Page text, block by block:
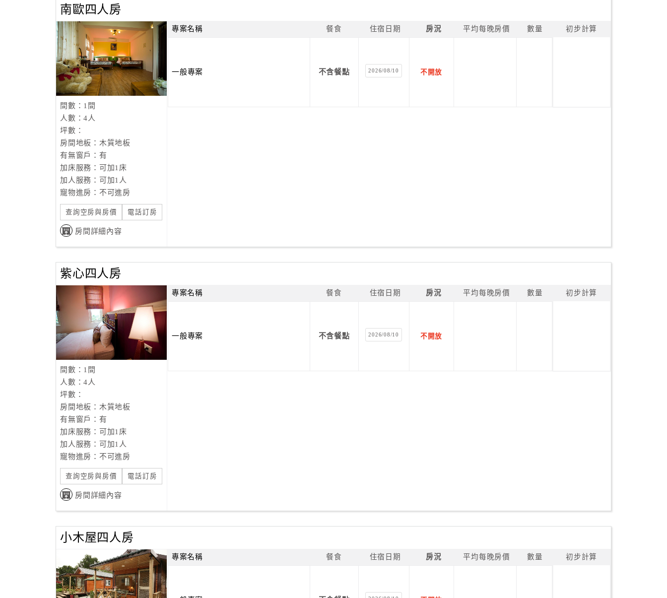
南歐四人房
間數：1間
人數：4人
坪數：
房間地板：木質地板
有無窗戶：有
加床服務：可加1床
加人服務：可加1人
寵物進房：不可進房
查詢空房與房價 電話訂房
房間詳細內容
專案名稱 餐食 住宿日期 房況 平均每晚房價 數量 初步計算
一般專案 不含餐點 2026/08/10 不開放
紫心四人房
間數：1間
人數：4人
坪數：
房間地板：木質地板
有無窗戶：有
加床服務：可加1床
加人服務：可加1人
寵物進房：不可進房
查詢空房與房價 電話訂房
房間詳細內容
專案名稱 餐食 住宿日期 房況 平均每晚房價 數量 初步計算
一般專案 不含餐點 2026/08/10 不開放
小木屋四人房
專案名稱 餐食 住宿日期 房況 平均每晚房價 數量 初步計算